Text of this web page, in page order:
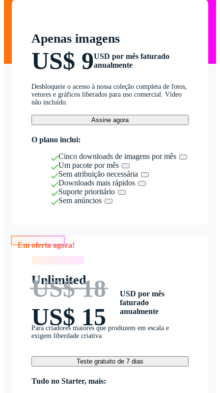
Apenas imagens
US$ 9USD por mês faturado
anualmente
Desbloqueie o acesso à nossa coleção completa de fotos,
vetores e gráficos liberados para uso comercial. Vídeo
não incluído.
Assine agora
O plano inclui:
Cinco downloads de imagens por mês
Um pacote por mês
Sem atribuição necessária
Downloads mais rápidos
Suporte prioritário
Sem anúncios
Unlimited
US$ 18
US$ 15
USD por mês
faturado
anualmente
Para criadores maiores que produzem em escala e
exigem liberdade criativa
Teste gratuito de 7 dias
Tudo no Starter, mais: